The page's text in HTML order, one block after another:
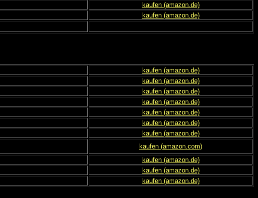
kaufen (amazon.de)
kaufen (amazon.de)
kaufen (amazon.de)
kaufen (amazon.de)
kaufen (amazon.de)
kaufen (amazon.de)
kaufen (amazon.de)
kaufen (amazon.de)
kaufen (amazon.de)
kaufen (amazon.com)
kaufen (amazon.de)
kaufen (amazon.de)
kaufen (amazon.de)